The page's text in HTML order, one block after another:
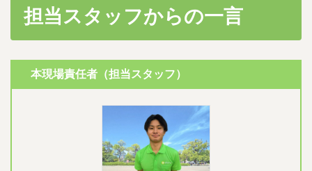
担当スタッフからの一言
本現場責任者（担当スタッフ）